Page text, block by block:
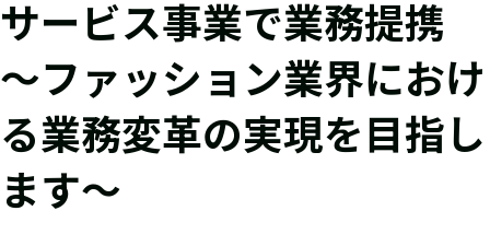
サービス事業で業務提携
～ファッション業界におけ
る業務変革の実現を目指し
ます～